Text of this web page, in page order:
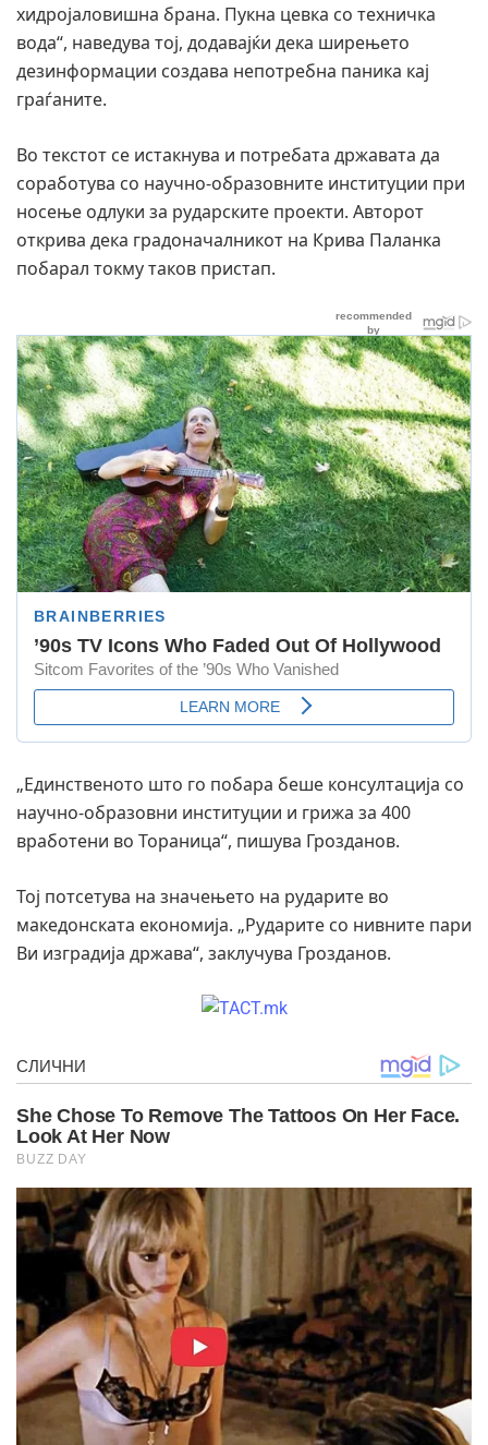
хидројаловишна брана. Пукна цевка со техничка
вода“, наведува тој, додавајќи дека ширењето
дезинформации создава непотребна паника кај
граѓаните.
Во текстот се истакнува и потребата државата да
соработува со научно-образовните институции при
носење одлуки за рударските проекти. Авторот
открива дека градоначалникот на Крива Паланка
побарал токму таков пристап.
„Единственото што го побара беше консултација со
научно-образовни институции и грижа за 400
вработени во Тораница“, пишува Грозданов.
Тој потсетува на значењето на рударите во
македонската економија. „Рударите со нивните пари
Ви изградија држава“, заклучува Грозданов.